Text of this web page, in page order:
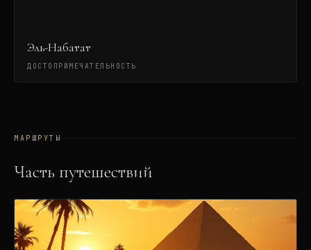
Эль-Набатат
ДОСТОПРИМЕЧАТЕЛЬНОСТЬ
МАРШРУТЫ
Часть путешествий